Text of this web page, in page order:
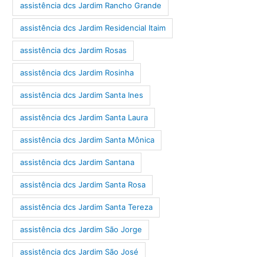
assistência dcs Jardim Rancho Grande
assistência dcs Jardim Residencial Itaim
assistência dcs Jardim Rosas
assistência dcs Jardim Rosinha
assistência dcs Jardim Santa Ines
assistência dcs Jardim Santa Laura
assistência dcs Jardim Santa Mônica
assistência dcs Jardim Santana
assistência dcs Jardim Santa Rosa
assistência dcs Jardim Santa Tereza
assistência dcs Jardim São Jorge
assistência dcs Jardim São José